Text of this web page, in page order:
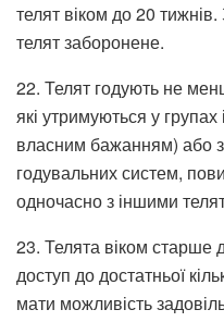
телят віком до 20
телят заборонене.
22. Телят годують не
які утримуються у групах
власним бажанням) або
годувальних систем,
одночасно з іншими
23. Телята віком старше
доступ до достатньої
мати можливість